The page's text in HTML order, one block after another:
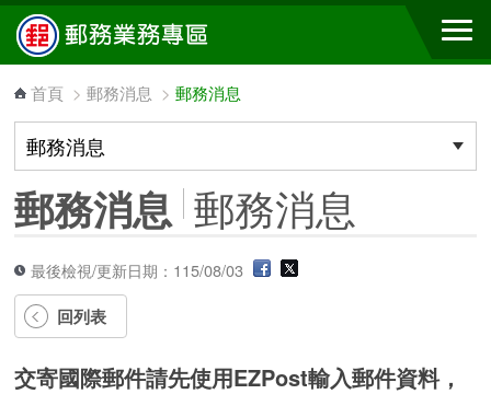
跳到主要內容區塊
首頁 >郵務消息 >郵務消息
郵務消息 郵務消息
最後檢視/更新日期：115/08/03
回列表
交寄國際郵件請先使用EZPost輸入郵件資料，